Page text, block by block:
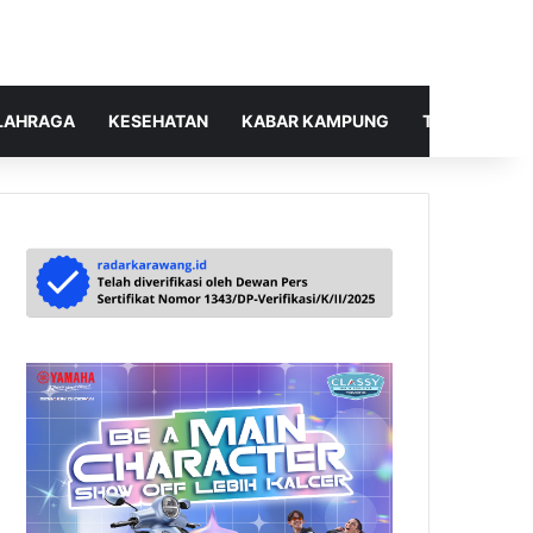
KESEHATAN KABAR KAMPUNG TELUSUR